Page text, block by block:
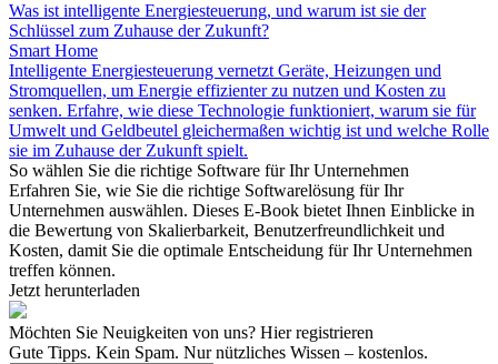
Was ist intelligente Energiesteuerung, und warum ist sie der
Schlüssel zum Zuhause der Zukunft?
Smart Home
Intelligente Energiesteuerung vernetzt Geräte, Heizungen und
Stromquellen, um Energie effizienter zu nutzen und Kosten zu
senken. Erfahre, wie diese Technologie funktioniert, warum sie für
Umwelt und Geldbeutel gleichermaßen wichtig ist und welche Rolle
sie im Zuhause der Zukunft spielt.
So wählen Sie die richtige Software für Ihr Unternehmen
Erfahren Sie, wie Sie die richtige Softwarelösung für Ihr
Unternehmen auswählen. Dieses E-Book bietet Ihnen Einblicke in
die Bewertung von Skalierbarkeit, Benutzerfreundlichkeit und
Kosten, damit Sie die optimale Entscheidung für Ihr Unternehmen
treffen können.
Jetzt herunterladen
Möchten Sie Neuigkeiten von uns? Hier registrieren
Gute Tipps. Kein Spam. Nur nützliches Wissen – kostenlos.